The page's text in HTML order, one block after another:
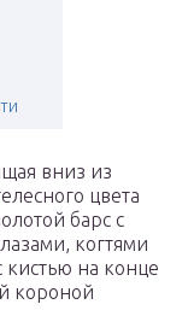
вниз из
цвета
барс с
когтями
на конце
короной